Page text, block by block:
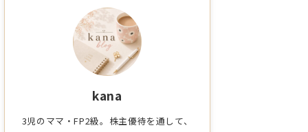
kana
3児のママ・FP2級。株主優待を通して、